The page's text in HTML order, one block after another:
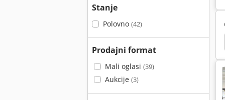
Stanje
Polovno (42)
Prodajni format
Mali oglasi (39)
Aukcije (3)